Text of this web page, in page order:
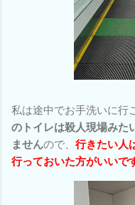
私は途中でお手洗いに行
のトイレは殺人現場みた
ませんので、 行きたい人
行っておいた方がいいで